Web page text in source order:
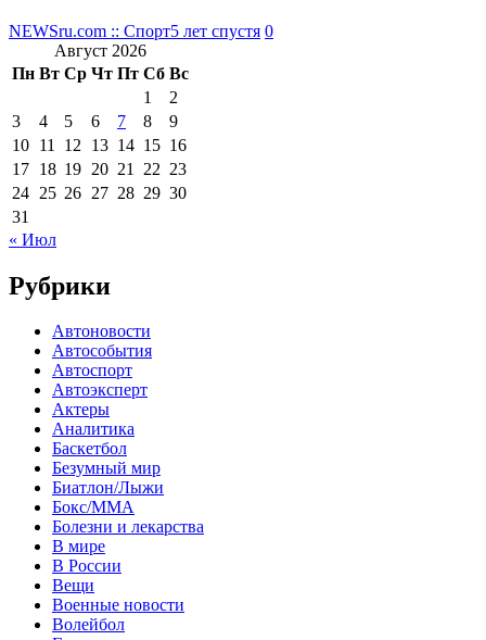
NEWSru.com :: Спорт5 лет спустя 0
Август 2026
Пн Вт Ср Чт Пт Сб Вс
1
2
3
4 5 6 7 8
9
10 11 12 13 14 15 16
17 18 19 20 21 22 23
24 25 26 27 28 29 30
31
« Июл
Рубрики
Автоновости
Автособытия
Автоспорт
Автоэксперт
Актеры
Аналитика
Баскетбол
Безумный мир
Биатлон/Лыжи
Бокс/MMA
Болезни и лекарства
В мире
В России
Вещи
Военные новости
Волейбол